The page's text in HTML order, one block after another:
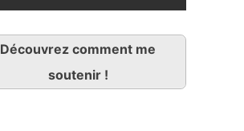
Découvrez comment me
soutenir !